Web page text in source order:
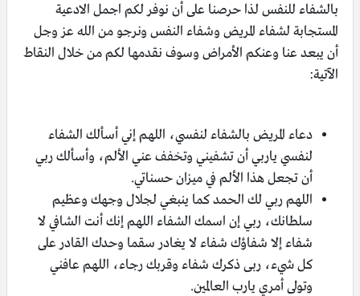
بالشفاء للنفس لذا حرصنا على أن نوفر لكم اجمل الادعية
المستجابة لشفاء المريض وشفاء النفس ونرجو من الله عز وجل
أن يبعد عنا وعنكم الأمراض وسوف نقدمها لكم من خلال النقاط
الآتية:
دعاء المريض بالشفاء لنفسي، اللهم إني أسألك الشفاء
لنفسي ياربي أن تشفيني وتخفف عني الألم، وأسألك ربي
أن تجعل هذا الألم في ميزان حسناتي.
اللهم ربي لك الحمد كما ينبغي لجلال وجهك وعظيم
سلطانك، ربي إن اسمك الشفاء اللهم إنك أنت الشافي لا
شفاء إلا شفاؤك شفاء لا يغادر سقما وحدك القادر على
كل شيء، ربى ذكرك شفاء وقربك رجاء، اللهم عافني
وتولى أمري يارب العالمين.